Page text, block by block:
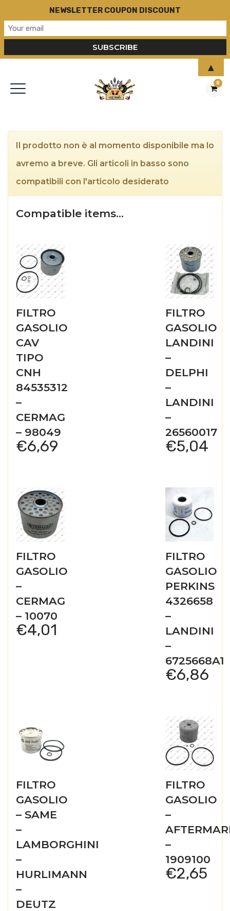
0
Il prodotto non è al momento disponibile ma lo
avremo a breve. Gli articoli in basso sono
compatibili con l'articolo desiderato
Compatible items…
FILTRO
GASOLIO
CAV
TIPO
CNH
84535312
–
CERMAG
– 98049
€6,69
FILTRO
GASOLIO
LANDINI
–
DELPHI
–
LANDINI
–
26560017
€5,04
FILTRO
GASOLIO
–
CERMAG
– 10070
€4,01
FILTRO
GASOLIO
PERKINS
4326658
–
LANDINI
–
6725668A1
€6,86
FILTRO
GASOLIO
– SAME
–
LAMBORGHINI
–
HURLIMANN
–
DEUTZ
FILTRO
GASOLIO
–
–
1909100
€2,65
NEWSLETTER COUPON DISCOUNT
▲